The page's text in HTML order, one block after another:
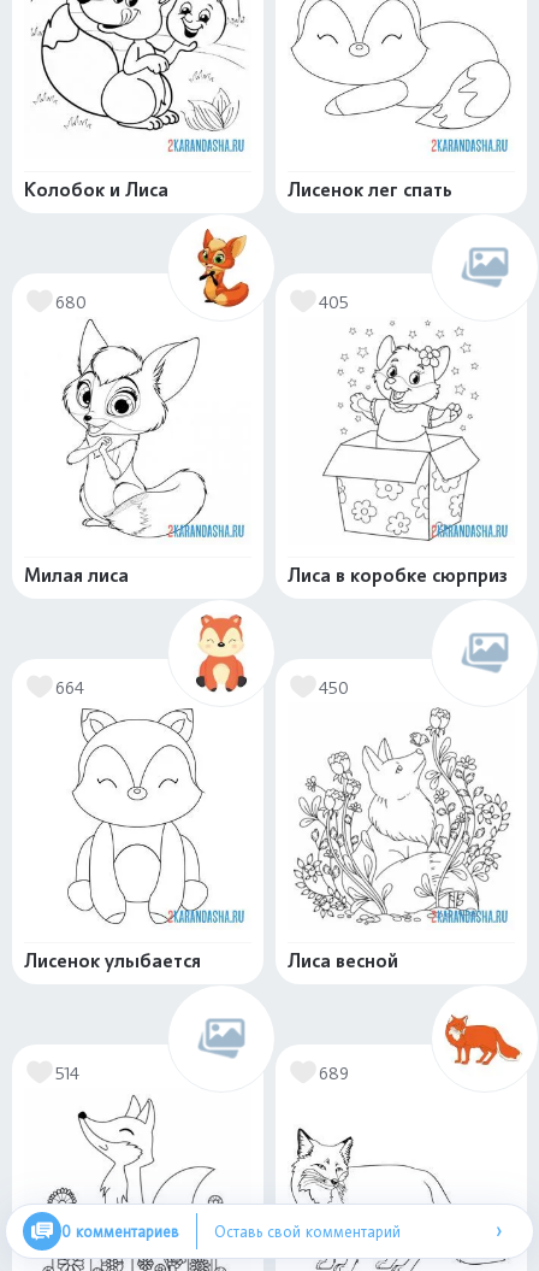
Колобок и Лиса Лисенок лег спать
680
Милая лиса
405
Лиса в коробке сюрприз
664
Лисенок улыбается
450
Лиса весной
514 689
0 комментариев Оставь свой комментарий ›